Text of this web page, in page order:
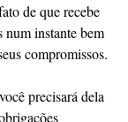
de que recebe
num instante bem
compromissos.
precisará dela